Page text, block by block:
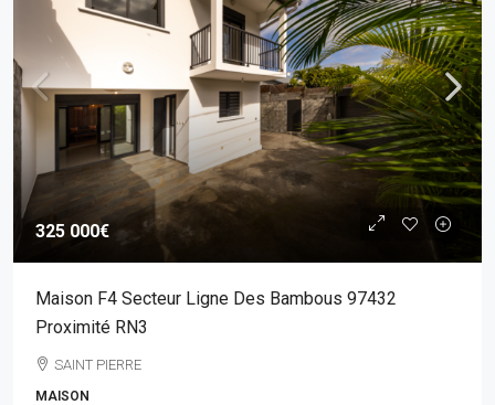
325 000€
Maison F4 Secteur Ligne Des Bambous 97432
Proximité RN3
SAINT PIERRE
MAISON